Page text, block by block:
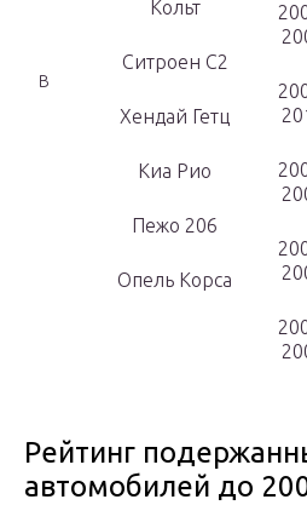
В
Кольт
Ситроен С2
Хендай Гетц
Киа Рио
Пежо 206
Опель Корса
Рейтинг
автомобилей до